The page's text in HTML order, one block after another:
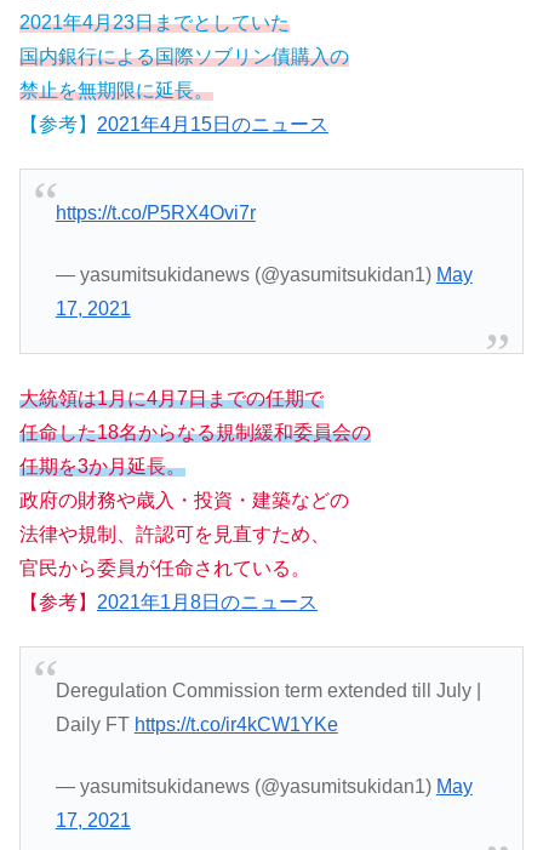
2021年4月23日までとしていた
国内銀行による国際ソブリン債購入の
禁止を無期限に延長。
【参考】 2021年4月15日のニュース
https://t.co/P5RX4Ovi7r
— yasumitsukidanews (@yasumitsukidan1) May
17, 2021
大統領は1月に4月7日までの任期で
任命した18名からなる規制緩和委員会の
任期を3か月延長。
政府の財務や歳入・投資・建築などの
法律や規制、許認可を見直すため、
官民から委員が任命されている。
【参考】 2021年1月8日のニュース
Deregulation Commission term extended till July |
Daily FT https://t.co/ir4kCW1YKe
— yasumitsukidanews (@yasumitsukidan1) May
17, 2021